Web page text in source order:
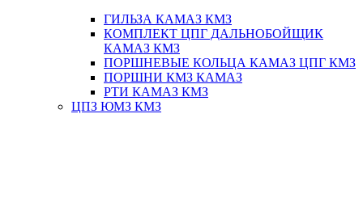
ГИЛЬЗА КАМАЗ КМЗ
КОМПЛЕКТ ЦПГ ДАЛЬНОБОЙЩИК
КАМАЗ КМЗ
ПОРШНЕВЫЕ КОЛЬЦА КАМАЗ ЦПГ КМЗ
ПОРШНИ КМЗ КАМАЗ
РТИ КАМАЗ КМЗ
ЦПЗ ЮМЗ КМЗ